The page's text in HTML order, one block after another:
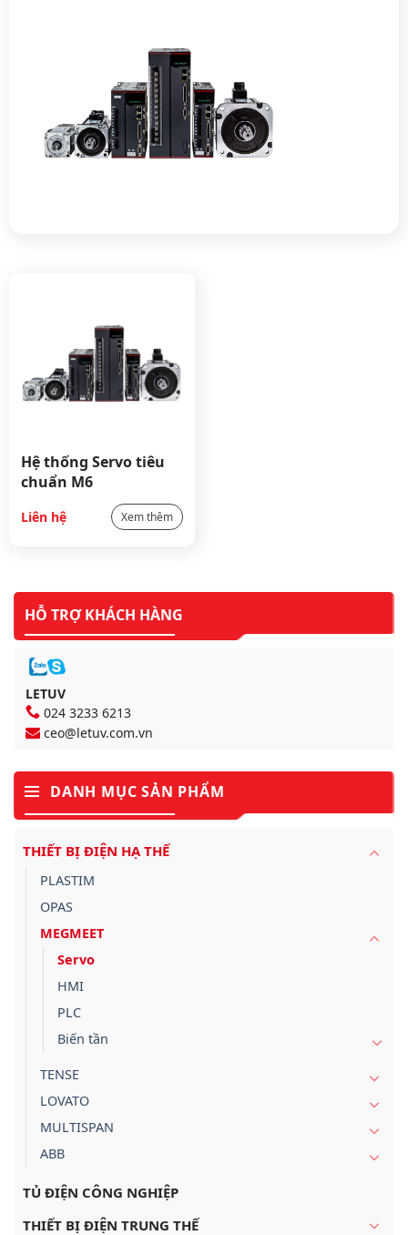
HỖ TRỢ KHÁCH HÀNG
LETUV
024 3233 6213
ceo@letuv.com.vn
DANH MỤC SẢN PHẨM
THIẾT BỊ ĐIỆN HẠ THẾ
PLASTIM
OPAS
MEGMEET
Servo
HMI
PLC
Biến tần
TENSE
LOVATO
MULTISPAN
ABB
TỦ ĐIỆN CÔNG NGHIỆP
THIẾT BỊ ĐIỆN TRUNG THẾ
Hệ thống Servo tiêu
chuẩn M6
Liên hệ Xem thêm